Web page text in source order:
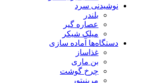
نوشیدنی سرد
بلندر
عصاره گیر
میلک شیکر
دستگاه‌ها آماده سازی
غذاساز
بن ماری
چرخ گوشت
مرینیتور